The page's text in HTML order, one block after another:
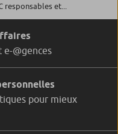
responsables et...
e-@gences
pour mieux